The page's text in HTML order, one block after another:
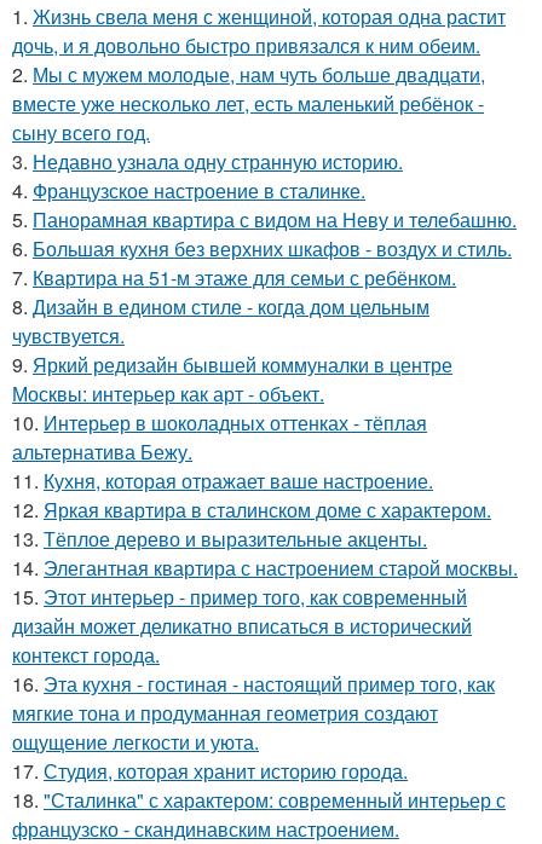
1. Жизнь свела меня с женщиной, которая одна растит
дочь, и я довольно быстро привязался к ним обеим.
2. Мы с мужем молодые, нам чуть больше двадцати,
вместе уже несколько лет, есть маленький ребёнок -
сыну всего год.
3. Недавно узнала одну странную историю.
4. Французское настроение в сталинке.
5. Панорамная квартира с видом на Неву и телебашню.
6. Большая кухня без верхних шкафов - воздух и стиль.
7. Квартира на 51-м этаже для семьи с ребёнком.
8. Дизайн в едином стиле - когда дом цельным
чувствуется.
9. Яркий редизайн бывшей коммуналки в центре
Москвы: интерьер как арт - объект.
10. Интерьер в шоколадных оттенках - тёплая
альтернатива Бежу.
11. Кухня, которая отражает ваше настроение.
12. Яркая квартира в сталинском доме с характером.
13. Тёплое дерево и выразительные акценты.
14. Элегантная квартира с настроением старой москвы.
15. Этот интерьер - пример того, как современный
дизайн может деликатно вписаться в исторический
контекст города.
16. Эта кухня - гостиная - настоящий пример того, как
мягкие тона и продуманная геометрия создают
ощущение легкости и уюта.
17. Студия, которая хранит историю города.
18. "Сталинка" с характером: современный интерьер с
французско - скандинавским настроением.